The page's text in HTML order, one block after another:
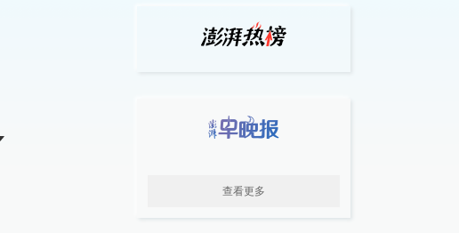
查看更多